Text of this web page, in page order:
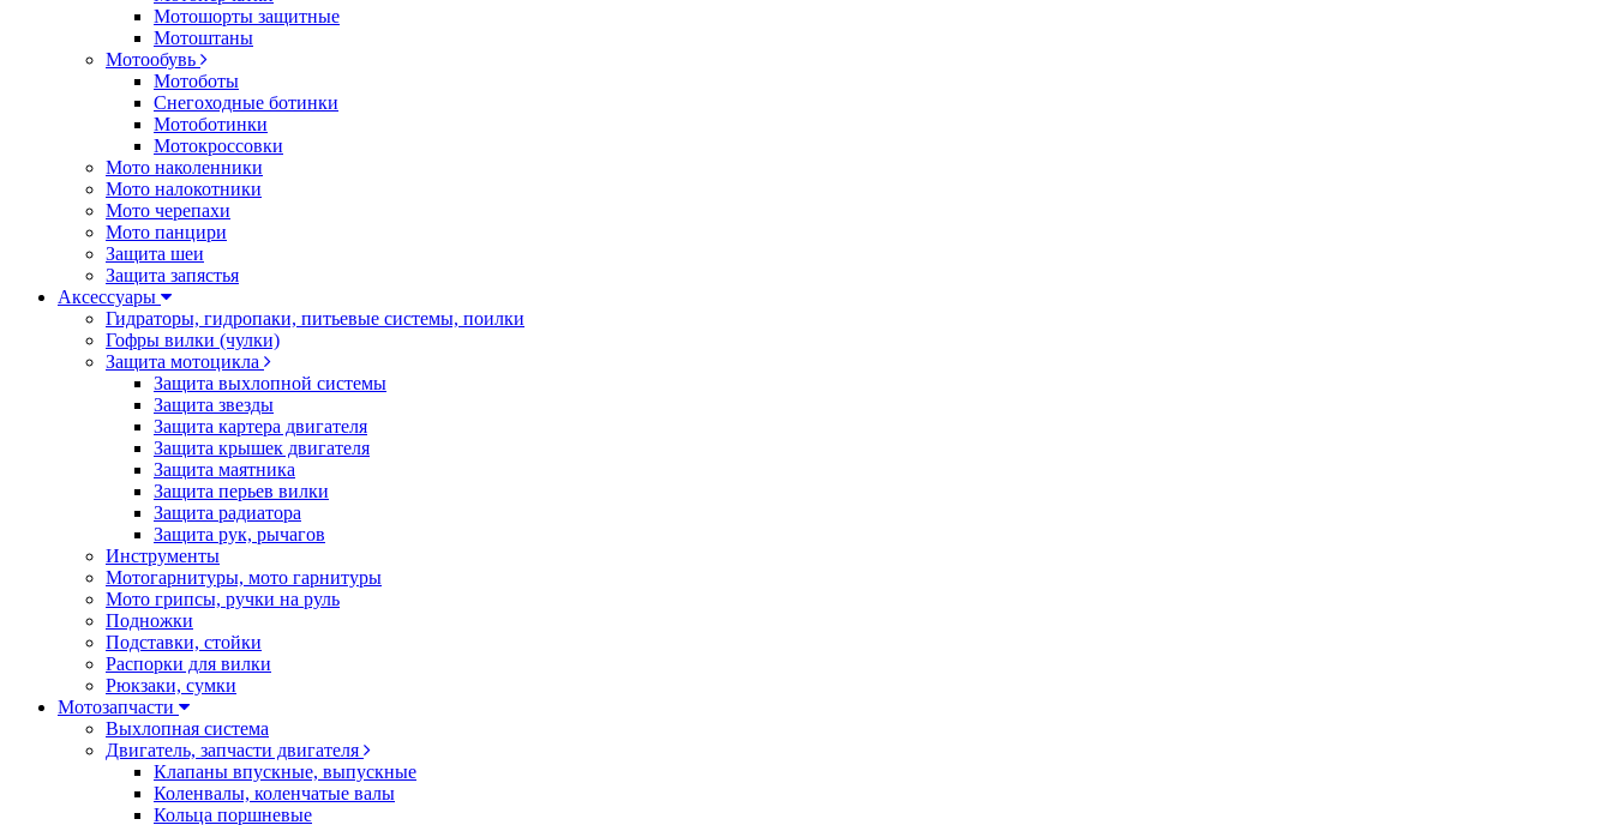
Мотошорты защитные
Мотоштаны
Мотообувь
Мотоботы
Снегоходные ботинки
Мотоботинки
Мотокроссовки
Мото наколенники
Мото налокотники
Мото черепахи
Мото панцири
Защита шеи
Защита запястья
Аксессуары
Гидраторы, гидропаки, питьевые системы, поилки
Гофры вилки (чулки)
Защита мотоцикла
Защита выхлопной системы
Защита звезды
Защита картера двигателя
Защита крышек двигателя
Защита маятника
Защита перьев вилки
Защита радиатора
Защита рук, рычагов
Инструменты
Мотогарнитуры, мото гарнитуры
Мото грипсы, ручки на руль
Подножки
Подставки, стойки
Распорки для вилки
Рюкзаки, сумки
Мотозапчасти
Выхлопная система
Двигатель, запчасти двигателя
Клапаны впускные, выпускные
Коленвалы, коленчатые валы
Кольца поршневые